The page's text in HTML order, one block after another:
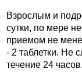
Взрослым и
сутки, по мере
приемом не
- 2 таблетки. Не
течение 24 часов.